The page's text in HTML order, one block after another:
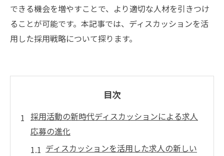
できる機会を増やすことで、より適切な人材を引きつけ
ることが可能です。本記事では、ディスカッションを活
用した採用戦略について探ります。
目次
採用活動の新時代ディスカッションによる求人
応募の進化
ディスカッションを活用した求人の新しい